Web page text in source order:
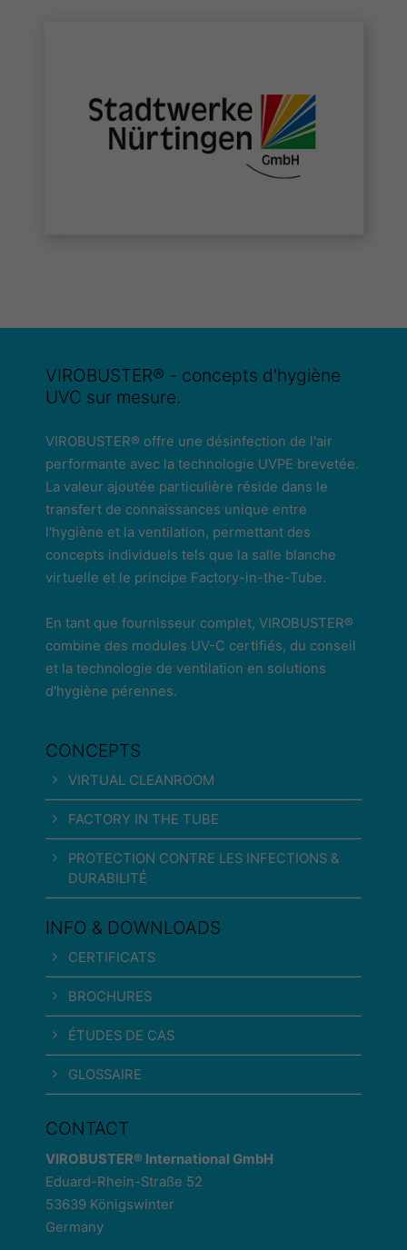
VIROBUSTER® - concepts d'hygiène
UVC sur mesure.
VIROBUSTER® offre une désinfection de l'air
performante avec la technologie UVPE brevetée.
La valeur ajoutée particulière réside dans le
transfert de connaissances unique entre
l'hygiène et la ventilation, permettant des
concepts individuels tels que la salle blanche
virtuelle et le principe Factory-in-the-Tube.
En tant que fournisseur complet, VIROBUSTER®
combine des modules UV-C certifiés, du conseil
et la technologie de ventilation en solutions
d'hygiène pérennes.
CONCEPTS
VIRTUAL CLEANROOM
FACTORY IN THE TUBE
PROTECTION CONTRE LES INFECTIONS &
DURABILITÉ
INFO & DOWNLOADS
CERTIFICATS
BROCHURES
ÉTUDES DE CAS
GLOSSAIRE
CONTACT
VIROBUSTER® International GmbH
Eduard-Rhein-Straße 52
53639 Königswinter
Germany